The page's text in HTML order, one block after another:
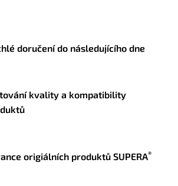
doručení do následujícího dne
kvality a kompatibility
origiálních produktů SUPERA®